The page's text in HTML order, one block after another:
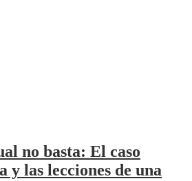
no basta: El caso
y las lecciones de una